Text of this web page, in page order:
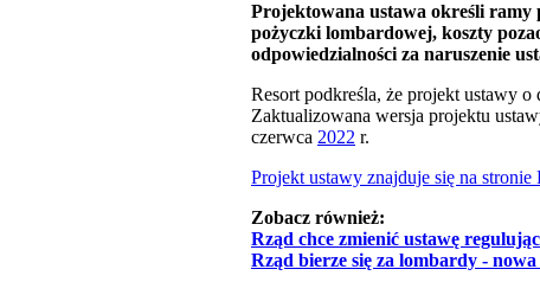
Projektowana ustawa określi ramy
pożyczki lombardowej, koszty
odpowiedzialności za naruszenie
Resort podkreśla, że projekt ustawy o
Zaktualizowana wersja projektu
czerwca 2022 r.
Projekt ustawy znajduje się na
Zobacz również:
Rząd chce zmienić ustawę
Rząd bierze się za lombardy -